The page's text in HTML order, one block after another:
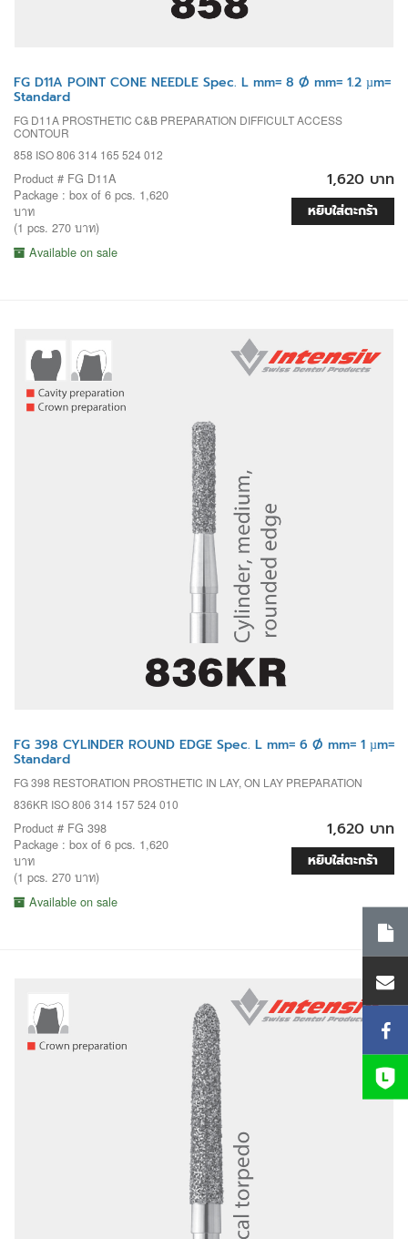
FG D11A POINT CONE NEEDLE Spec. L mm= 8 Ø mm= 1.2 µm=
Standard
FG D11A PROSTHETIC C&B PREPARATION DIFFICULT ACCESS
CONTOUR
858 ISO 806 314 165 524 012
Product # FG D11A
Package : box of 6 pcs. 1,620
บาท
(1 pcs. 270 บาท)
Available on sale
1,620 บาท
หยิบใส่ตะกร้า
FG 398 CYLINDER ROUND EDGE Spec. L mm= 6 Ø mm= 1 µm=
Standard
FG 398 RESTORATION PROSTHETIC IN LAY, ON LAY PREPARATION
836KR ISO 806 314 157 524 010
Product # FG 398
Package : box of 6 pcs. 1,620
บาท
(1 pcs. 270 บาท)
Available on sale
1,620 บาท
หยิบใส่ตะกร้า